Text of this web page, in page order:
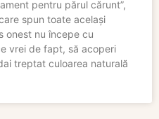
pentru părul cărunt”,
spun toate același
onest nu începe cu
vrei de fapt, să acoperi
treptat culoarea naturală